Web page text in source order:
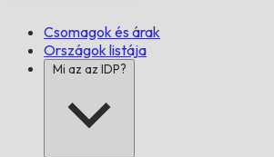
Csomagok és árak
Országok listája
Mi az az IDP?